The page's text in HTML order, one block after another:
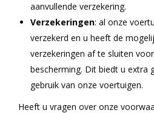
aanvullende verzekering.
Verzekeringen: al onze
verzekerd en u heeft de
verzekeringen af te sluiten
bescherming. Dit biedt u extra
gebruik van onze voertuigen.
Heeft u vragen over onze